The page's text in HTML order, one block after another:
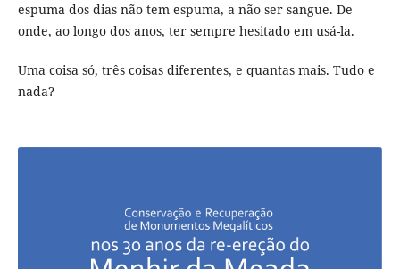
espuma dos dias não tem espuma, a não ser sangue. De
onde, ao longo dos anos, ter sempre hesitado em usá-la.
Uma coisa só, três coisas diferentes, e quantas mais. Tudo e
nada?